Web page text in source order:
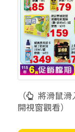
（
將滑鼠滑
開視窗觀看）